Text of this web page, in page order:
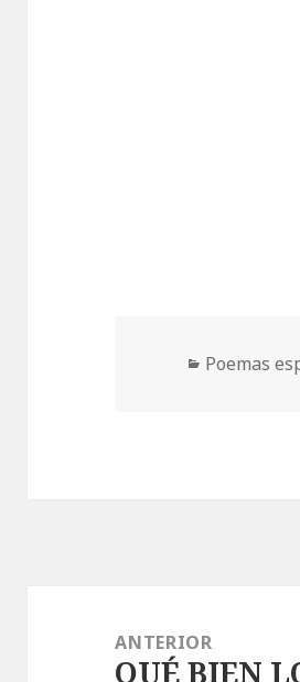
Categorías
Poemas
entradas
ANTERIOR
Entrada
QUÉ BIEN